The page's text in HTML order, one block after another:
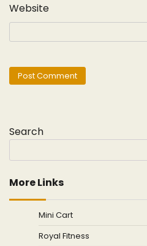
Website
Search
More Links
Mini Cart
Royal Fitness